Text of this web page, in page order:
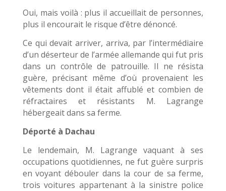
Oui, mais voilà : plus il accueillait de personnes,
plus il encourait le risque d’être dénoncé.
Ce qui devait arriver, arriva, par l’intermédiaire
d’un déserteur de l’armée allemande qui fut pris
dans un contrôle de patrouille. Il ne résista
guère, précisant même d’où provenaient les
vêtements dont il était affublé et combien de
réfractaires et résistants M. Lagrange
hébergeait dans sa ferme.
Déporté à Dachau
Le lendemain, M. Lagrange vaquant à ses
occupations quotidiennes, ne fut guère surpris
en voyant débouler dans la cour de sa ferme,
trois voitures appartenant à la sinistre police